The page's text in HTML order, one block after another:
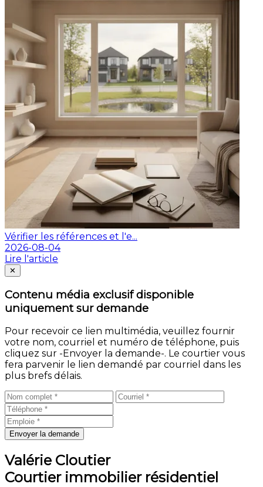
Vérifier les références et l'e...
2026-08-04
Lire l'article
Fermer
✕
Contenu média exclusif disponible
uniquement sur demande
Pour recevoir ce lien multimédia, veuillez fournir
votre nom, courriel et numéro de téléphone, puis
cliquez sur -Envoyer la demande-. Le courtier vous
fera parvenir le lien demandé par courriel dans les
plus brefs délais.
Envoyer la demande
Valérie Cloutier
Courtier immobilier résidentiel